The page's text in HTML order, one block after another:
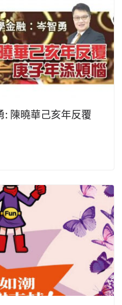
: 陳曉華己亥年反覆